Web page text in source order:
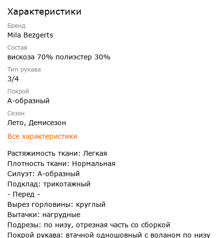
Характеристики
Бренд
Mila Bezgerts
Состав
вискоза 70% полиэстер 30%
Тип рукава
3/4
Покрой
А-образный
Сезон
Лето, Демисезон
Все характеристики
Растяжимость ткани: Легкая
Плотность ткани: Нормальная
Силуэт: А-образный
Подклад: трикотажный
- Перед -
Вырез горловины: круглый
Вытачки: нагрудные
Подрезы: по низу, отрезная часть со сборкой
Покрой рукава: втачной одношовный с воланом по низу